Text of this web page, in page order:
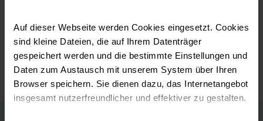
Auf dieser Webseite werden Cookies eingesetzt. Cookies
sind kleine Dateien, die auf Ihrem Datenträger
gespeichert werden und die bestimmte Einstellungen und
Daten zum Austausch mit unserem System über Ihren
Browser speichern. Sie dienen dazu, das Internetangebot
insgesamt nutzerfreundlicher und effektiver zu gestalten.
Funktionsbereichen.